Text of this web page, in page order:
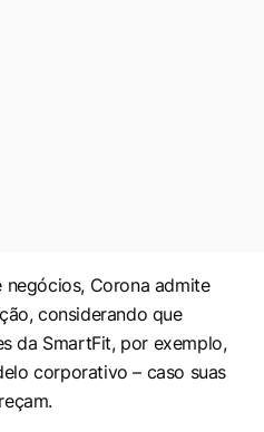
Corona admite
considerando que
da SmartFit, por exemplo,
corporativo – caso suas